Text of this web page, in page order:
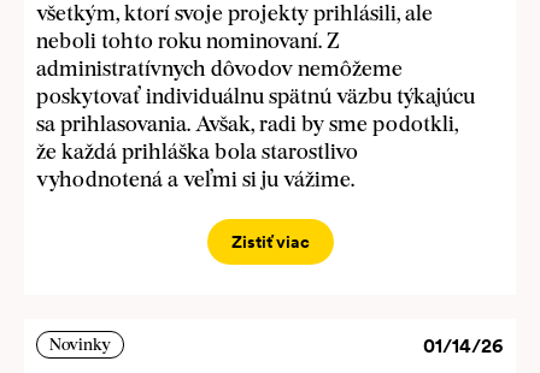
všetkým, ktorí svoje projekty prihlásili, ale
neboli tohto roku nominovaní. Z
administratívnych dôvodov nemôžeme
poskytovať individuálnu spätnú väzbu týkajúcu
sa prihlasovania. Avšak, radi by sme podotkli,
že každá prihláška bola starostlivo
vyhodnotená a veľmi si ju vážime.
Zistiť viac
Novinky 01/14/26